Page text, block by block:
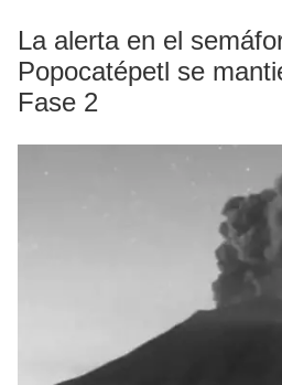
La alerta en el
Popocatépetl se
Fase 2